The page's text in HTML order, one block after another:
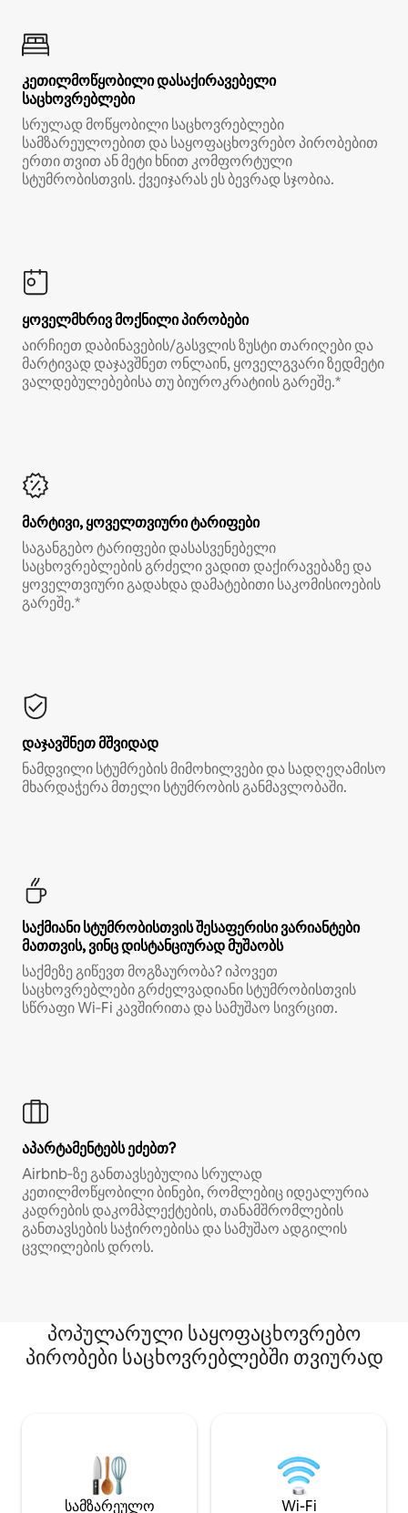
კეთილმოწყობილი დასაქირავებელი
საცხოვრებლები
სრულად მოწყობილი საცხოვრებლები
სამზარეულოებით და საყოფაცხოვრებო პირობებით
ერთი თვით ან მეტი ხნით კომფორტული
სტუმრობისთვის. ქვეიჯარას ეს ბევრად სჯობია.
ყოველმხრივ მოქნილი პირობები
აირჩიეთ დაბინავების/გასვლის ზუსტი თარიღები და
მარტივად დაჯავშნეთ ონლაინ, ყოველგვარი ზედმეტი
ვალდებულებებისა თუ ბიუროკრატიის გარეშე.*
მარტივი, ყოველთვიური ტარიფები
საგანგებო ტარიფები დასასვენებელი
საცხოვრებლების გრძელი ვადით დაქირავებაზე და
ყოველთვიური გადახდა დამატებითი საკომისიოების
გარეშე.*
დაჯავშნეთ მშვიდად
ნამდვილი სტუმრების მიმოხილვები და სადღეღამისო
მხარდაჭერა მთელი სტუმრობის განმავლობაში.
საქმიანი სტუმრობისთვის შესაფერისი ვარიანტები
მათთვის, ვინც დისტანციურად მუშაობს
საქმეზე გიწევთ მოგზაურობა? იპოვეთ
საცხოვრებლები გრძელვადიანი სტუმრობისთვის
სწრაფი Wi‑Fi კავშირითა და სამუშაო სივრცით.
აპარტამენტებს ეძებთ?
Airbnb‑ზე განთავსებულია სრულად
კეთილმოწყობილი ბინები, რომლებიც იდეალურია
კადრების დაკომპლექტების, თანამშრომლების
განთავსების საჭიროებისა და სამუშაო ადგილის
ცვლილების დროს.
პოპულარული საყოფაცხოვრებო
პირობები საცხოვრებლებში თვიურად
სამზარეულო Wi-Fi